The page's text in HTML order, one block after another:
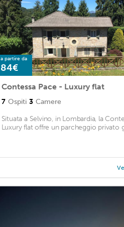
a partire da
84€
Contessa Pace - Luxury flat
7 Ospiti 3 Camere
Situata a Selvino, in Lombardia, la
Luxury flat offre un parcheggio privato